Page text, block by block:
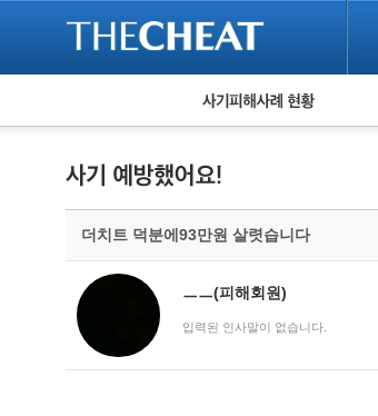
피해사례 현황
게임 · 비실물 피해사례
보이스피싱 피해사례
유해사이트 목록
비공개 피해사례
워킹홀리데이 피해사례
더치트 덕분에93만원 살렷습니다
ㅡㅡ(피해회원)
입력된 인사말이 없습니다.